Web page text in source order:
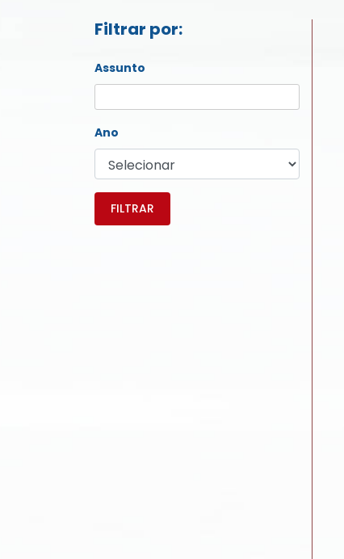
Filtrar por:
Assunto
Ano
FILTRAR